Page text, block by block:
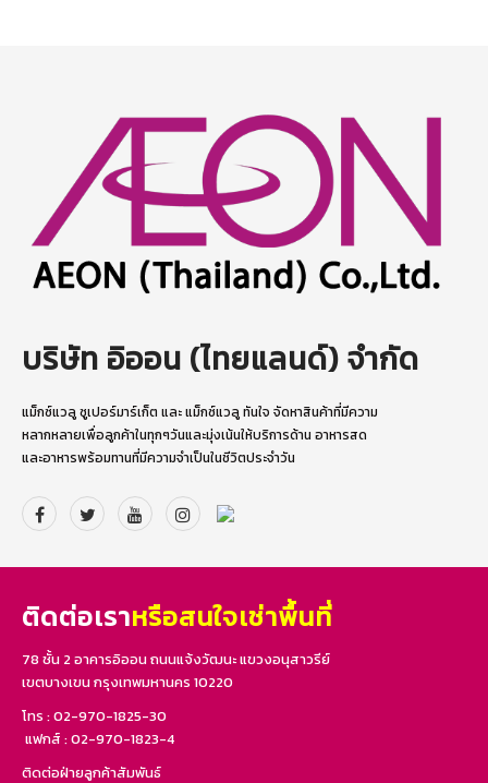
บริษัท อิออน (ไทยแลนด์) จำกัด
แม็กซ์แวลู ซูเปอร์มาร์เก็ต และ แม็กซ์แวลู ทันใจ จัดหาสินค้าที่มีความ
หลากหลายเพื่อลูกค้าในทุกๆวันและมุ่งเน้นให้บริการด้าน อาหารสด
และอาหารพร้อมทานที่มีความจำเป็นในชีวิตประจำวัน
ติดต่อเราหรือสนใจเช่าพื้นที่
78 ชั้น 2 อาคารอิออน ถนนแจ้งวัฒนะแขวงอนุสาวรีย์
เขตบางเขนกรุงเทพมหานคร 10220
โทร :02-970-1825-30
แฟกส์ : 02-970-1823-4
ติดต่อฝ่ายลูกค้าสัมพันธ์